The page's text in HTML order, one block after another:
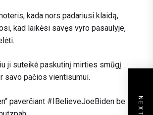
kada nors padariusi klaidą,
kad laikėsi savęs vyro pasaulyje,
ji suteikė paskutinį mirties smūgį
ir savo pačios vientisumui.
paverčiant #IBelieveJoeBiden be